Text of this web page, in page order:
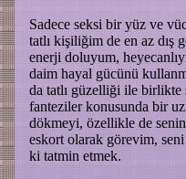
Sadece seksi bir yüz ve
tatlı kişiliğim de en az dış
enerji doluyum,
daim hayal gücünü
da tatlı güzelliği ile birlikte
fanteziler konusunda bir
dökmeyi, özellikle de
eskort olarak görevim,
ki tatmin etmek.